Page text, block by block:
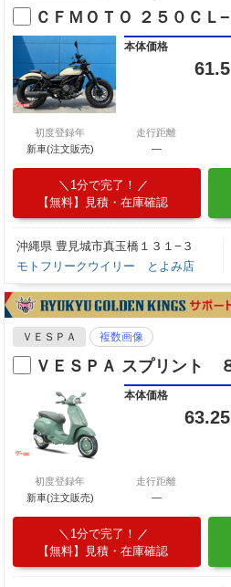
ＣＦＭＯＴＯ ２５０ＣＬ−
本体価格
61.5
初度登録年
新車(注文販売)
走行距離
―
1分で完了！
【無料】見積・在庫確認
沖縄県 豊見城市真玉橋１３１−３
モトフリークウイリー とよみ店
ＶＥＳＰＡ 複数画像
ＶＥＳＰＡ スプリント
本体価格
63.25
初度登録年
新車(注文販売)
走行距離
―
1分で完了！
【無料】見積・在庫確認